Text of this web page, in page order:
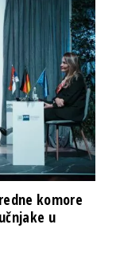
komore
u